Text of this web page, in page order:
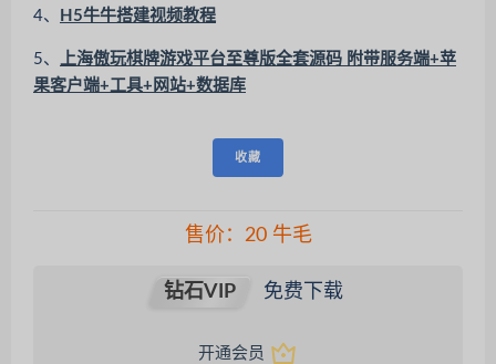
4、 H5牛牛搭建视频教程
5、 上海傲玩棋牌游戏平台至尊版全套源码 附带服务端+苹
果客户端+工具+网站+数据库
收藏
售价： 20牛毛
钻石VIP 免费下载
开通会员